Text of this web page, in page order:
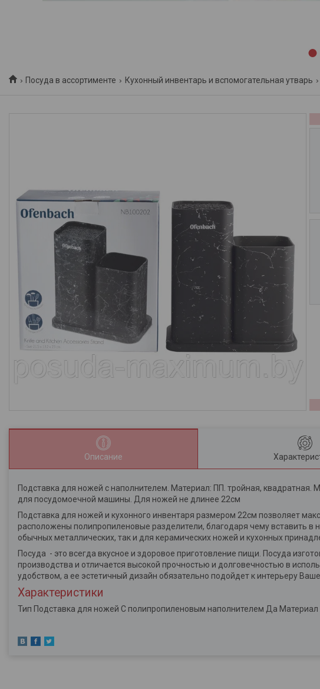
Посуда в ассортименте Кухонный инвентарь и вспомогательная утварь
Описание
Подставка для ножей с наполнителем. Материал: ПП. тройная,
для посудомоечной машины. Для ножей не длинее 22см
Подставка для ножей и кухонного инвентаря размером 22см позволяет
расположены полипропиленовые разделители, благодаря чему вставить
обычных металлических, так и для керамических ножей и кухонных
Посуда - это всегда вкусное и здоровое приготовление пищи. Посуда
производства и отличается высокой прочностью и долговечностью в
удобством, а ее эстетичный дизайн обязательно подойдет к интерьеру
Характеристики
Тип Подставка для ножей С полипропиленовым наполнителем Да Материал